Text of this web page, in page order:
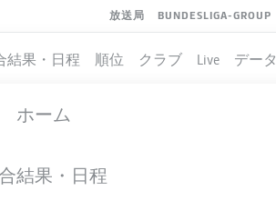
放送局 BUNDESLIGA-GROUP
結果・日程 順位 クラブ Live データ
ホーム
結果・日程